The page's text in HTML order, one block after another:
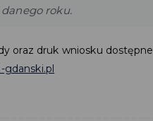
danego roku.
oraz druk wniosku dostępne
gdanski.pl